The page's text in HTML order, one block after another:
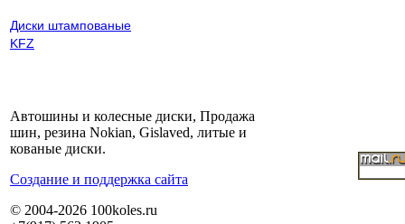
Диски штампованые
KFZ
Автошины и колесные диски, Продажа
шин, резина Nokian, Gislaved, литые и
кованые диски.
Cоздание и поддержка сайта
© 2004-2026 100koles.ru